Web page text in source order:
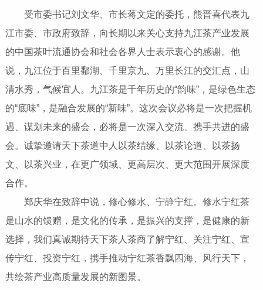
受市委书记刘文华、市长蒋文定的委托，熊晋喜代表九
江市委、市政府致辞，向长期以来关心支持九江茶产业发展
的中国茶叶流通协会和社会各界人士表示衷心的感谢。他
说，九江位于百里鄱湖、千里京九、万里长江的交汇点，山
清水秀，气候宜人。九江茶是千年历史的“韵味”，是绿色生态
的“底味”，是融合发展的“新味”。这次会议必将是一次把握机
遇、谋划未来的盛会，必将是一次深入交流、携手共进的盛
会。诚挚邀请天下茶道中人以茶结缘、以茶论道、以茶扬
文、以茶兴业，在更广领域、更高层次、更大范围开展深度
合作。
郑庆华在致辞中说，修心修水、宁静宁红。修水宁红茶
是山水的馈赠，是文化的传承，是振兴的支撑，是健康的新
选择，我们真诚期待天下茶人茶商了解宁红、关注宁红、宣
传宁红、投资宁红，携手推动宁红茶香飘四海、风行天下，
共绘茶产业高质量发展的新图景。